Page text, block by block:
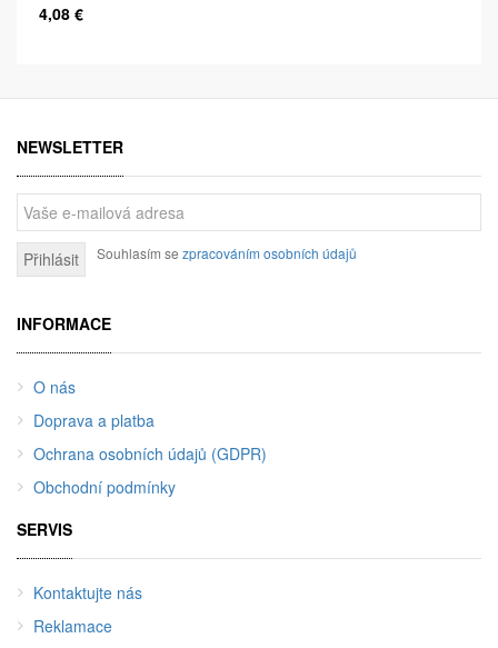
4,08 €
NEWSLETTER
Přihlásit Souhlasím se zpracováním osobních údajů
INFORMACE
O nás
Doprava a platba
Ochrana osobních údajů (GDPR)
Obchodní podmínky
SERVIS
Kontaktujte nás
Reklamace